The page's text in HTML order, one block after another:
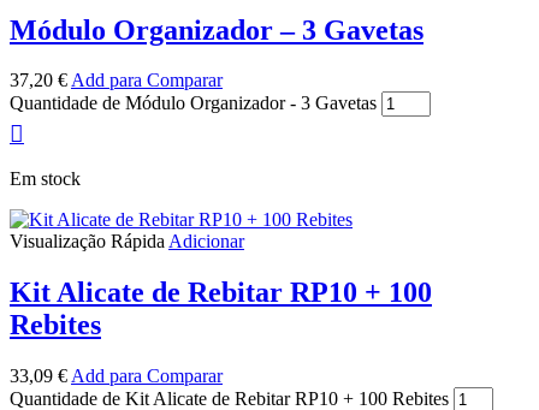
Módulo Organizador – 3 Gavetas
37,20 €Add para Comparar
Quantidade de Módulo Organizador - 3 Gavetas
Em stock
Visualização RápidaAdicionar
Kit Alicate de Rebitar RP10 + 100
Rebites
33,09 € Add para Comparar
Quantidade de Kit Alicate de Rebitar RP10 + 100 Rebites